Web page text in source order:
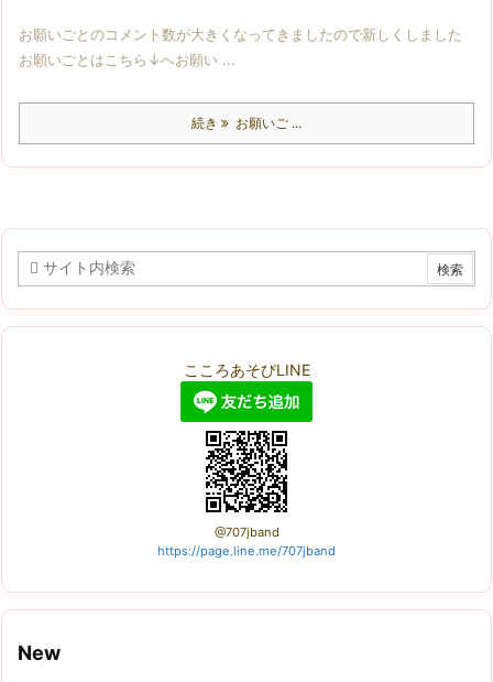
お願いごとのコメント数が大きくなってきましたので新しくしました
お願いごとはこちら↓へお願い ...
続き お願いご ...
こころあそびLINE
@707jband
https://page.line.me/707jband
New